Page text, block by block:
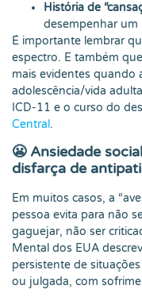
História de
desempenhar um
É importante lembrar
espectro. E também
mais evidentes quando
adolescência/vida
ICD-11 e o curso do
Central.
😬 Ansiedade
disfarça de
Em muitos casos, a
pessoa evita para não
gaguejar, não ser
Mental dos EUA
persistente de
ou julgada, com